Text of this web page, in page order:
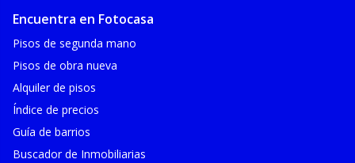
Encuentra en Fotocasa
Pisos de segunda mano
Pisos de obra nueva
Alquiler de pisos
Índice de precios
Guía de barrios
Buscador de Inmobiliarias